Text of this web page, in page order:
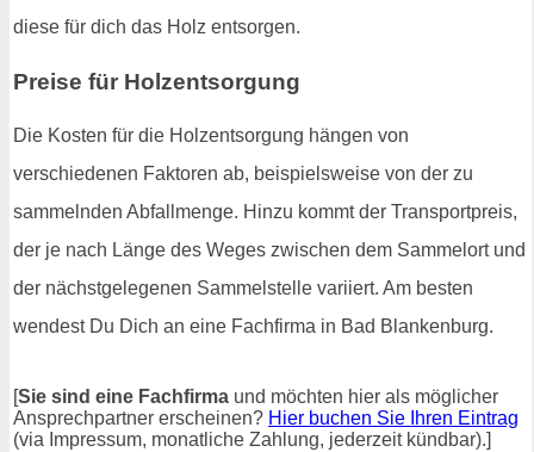
diese für dich das Holz entsorgen.
Preise für Holzentsorgung
Die Kosten für die Holzentsorgung hängen von
verschiedenen Faktoren ab, beispielsweise von der zu
sammelnden Abfallmenge. Hinzu kommt der Transportpreis,
der je nach Länge des Weges zwischen dem Sammelort und
der nächstgelegenen Sammelstelle variiert. Am besten
wendest Du Dich an eine Fachfirma in Bad Blankenburg.
[Sie sind eine Fachfirma und möchten hier als möglicher
Ansprechpartner erscheinen? Hier buchen Sie Ihren Eintrag
(via Impressum, monatliche Zahlung, jederzeit kündbar).]